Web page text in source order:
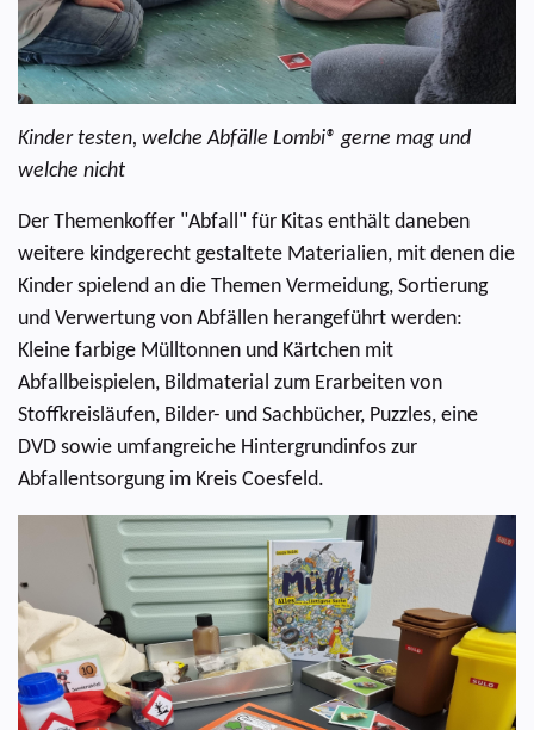
Kinder testen, welche Abfälle Lombi® gerne mag und
welche nicht
Der Themenkoffer "Abfall" für Kitas enthält daneben
weitere kindgerecht gestaltete Materialien, mit denen die
Kinder spielend an die Themen Vermeidung, Sortierung
und Verwertung von Abfällen herangeführt werden:
Kleine farbige Mülltonnen und Kärtchen mit
Abfallbeispielen, Bildmaterial zum Erarbeiten von
Stoffkreisläufen, Bilder- und Sachbücher, Puzzles, eine
DVD sowie umfangreiche Hintergrundinfos zur
Abfallentsorgung im Kreis Coesfeld.